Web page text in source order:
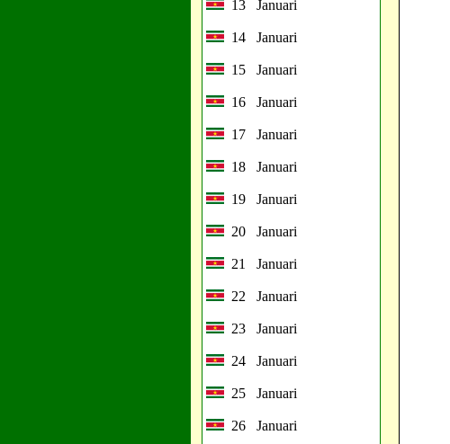
13 Januari
14 Januari
15 Januari
16 Januari
17 Januari
18 Januari
19 Januari
20 Januari
21 Januari
22 Januari
23 Januari
24 Januari
25 Januari
26 Januari